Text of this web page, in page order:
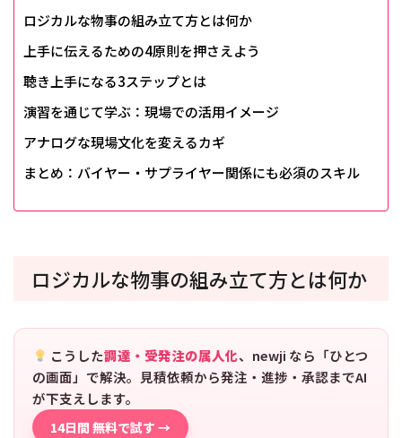
ロジカルな物事の組み立て方とは何か
上手に伝えるための4原則を押さえよう
聴き上手になる3ステップとは
演習を通じて学ぶ：現場での活用イメージ
アナログな現場文化を変えるカギ
まとめ：バイヤー・サプライヤー関係にも必須のスキル
ロジカルな物事の組み立て方とは何か
こうした調達・受発注の属人化、newji なら「ひとつ
の画面」で解決。見積依頼から発注・進捗・承認までAI
が下支えします。
14日間 無料で試す →